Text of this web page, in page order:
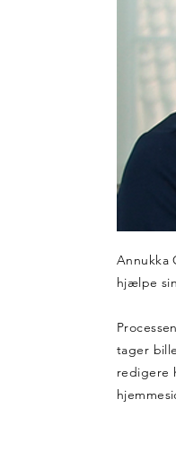
Annukka
hjælpe
tager
redigere